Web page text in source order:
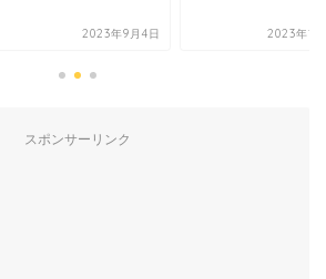
2023年1月23日 2023年1
スポンサーリンク